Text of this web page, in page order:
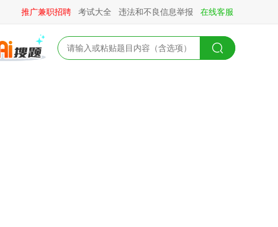
推广兼职招聘 考试大全 违法和不良信息举报 在线客服